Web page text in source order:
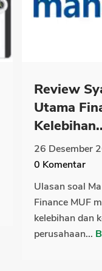
Review
Utama
26 Desember
0 Komentar
Ulasan soal
Finance MUF
kelebihan dan
perusahaan...